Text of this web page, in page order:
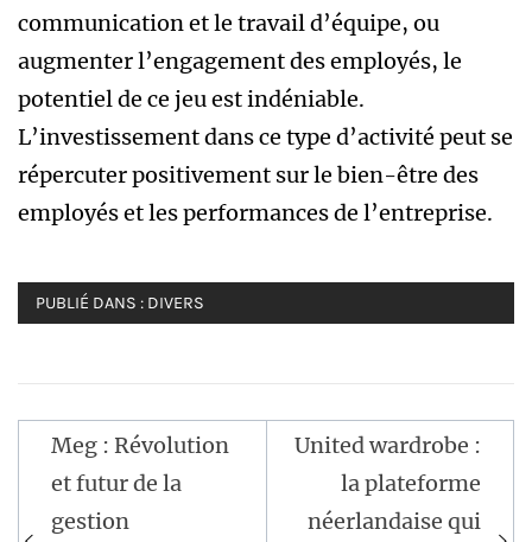
communication et le travail d’équipe, ou
augmenter l’engagement des employés, le
potentiel de ce jeu est indéniable.
L’investissement dans ce type d’activité peut se
répercuter positivement sur le bien-être des
employés et les performances de l’entreprise.
PUBLIÉ DANS : DIVERS
Navigation
de
l’article
Meg : Révolution
et futur de la
gestion
United wardrobe :
la plateforme
néerlandaise qui